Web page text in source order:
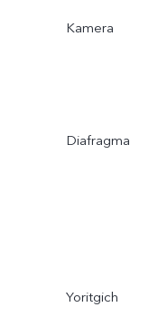
Kamera
Diafragma
Yoritgich